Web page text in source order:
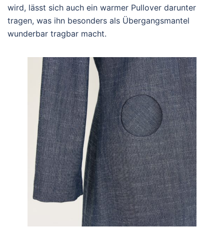
wird, lässt sich auch ein warmer Pullover darunter
tragen, was ihn besonders als Übergangsmantel
wunderbar tragbar macht.